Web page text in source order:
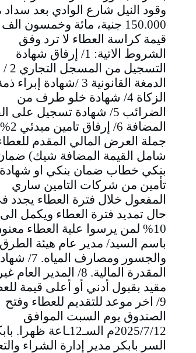
وقود النيل شارع الوادي بعد سداد
150.000 جنية، مائة وخمسون
قيمة كراسة العطاء لا ترد وفق
الشروط الاتية: 1/ إرفاق شهادة
التسجيل من المسجل التجاري 2 /
الدمغة القانونية 3 /شهادة
الزكاة 4/ شهادة خلو طرف من
الضرائب 5/ شهادة تسجيل على
المضافة
جملة العرض المالي المقدم
شامل القيمة المضافة شيك)
بنكي خطاب ضمان بنكي او شهادة
تأمين من شركات التامين ساري
المفعول خلال فترة العطاء يجدد
حال تمديد فترة العطاء ويكمل الى
10% لمن يرسوا علية العطاء
باسم السيد/ مدير عام هيئة الطرق
والجسور ومصارف المياه.
المقدرة المالية. 8/ المدير العام غير
مقيد بقبول أدني أو أعلى قيمة
9/ اخر موعد للتقديم للعطاء وفتح
الصندوق يوم السبت الموافق
2025/7/12م السـ12ـاعة ظهرا.
السر بابكر مدير إدارة الشراء